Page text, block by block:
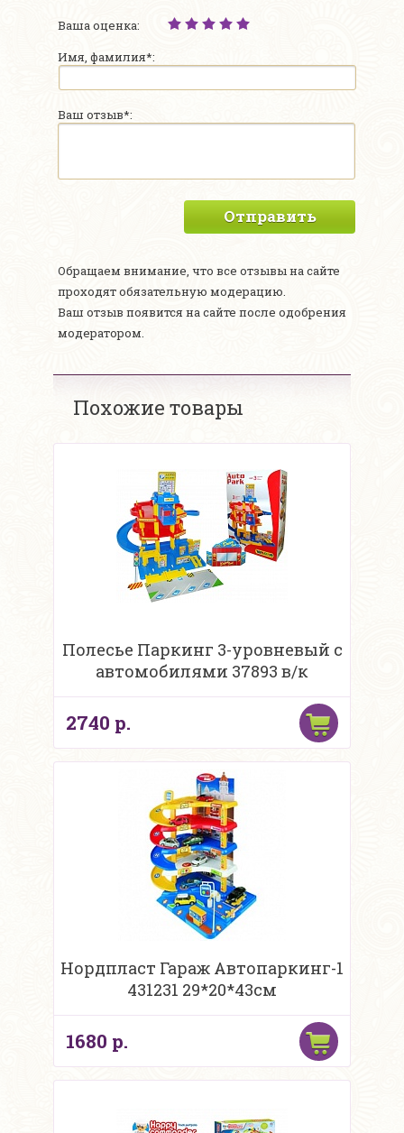
Ваша оценка:
Имя, фамилия*:
Ваш отзыв*:
Отправить
Обращаем внимание, что все отзывы на сайте
проходят обязательную модерацию.
Ваш отзыв появится на сайте после одобрения
модератором.
Похожие товары
Полесье Паркинг 3-уровневый с
автомобилями 37893 в/к
2740 р.
Нордпласт Гараж Автопаркинг-1
431231 29*20*43см
1680 р.